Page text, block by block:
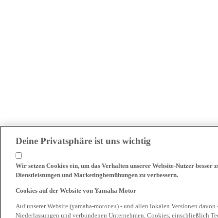
Deine Privatsphäre ist uns wichtig
Wir setzen Cookies ein, um das Verhalten unserer Website-Nutzer besser
Dienstleistungen und Marketingbemühungen zu verbessern.
Cookies auf der Website von Yamaha Motor
Auf unserer Website (yamaha-motor.eu) - und allen lokalen Versionen
Niederlassungen und verbundenen Unternehmen, Cookies, einschließlich